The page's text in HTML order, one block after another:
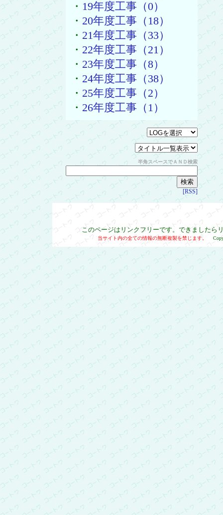
・ 19年度工事（0）
・ 20年度工事（18）
・ 21年度工事（33）
・ 22年度工事（21）
・ 23年度工事（8）
・ 24年度工事（38）
・ 25年度工事（2）
・ 26年度工事（1）
半角スペースでＡＮＤ検索
[RSS]
このページはリンクフリーです。できましたら
当サイト内の全ての情報の無断複製を禁じます。